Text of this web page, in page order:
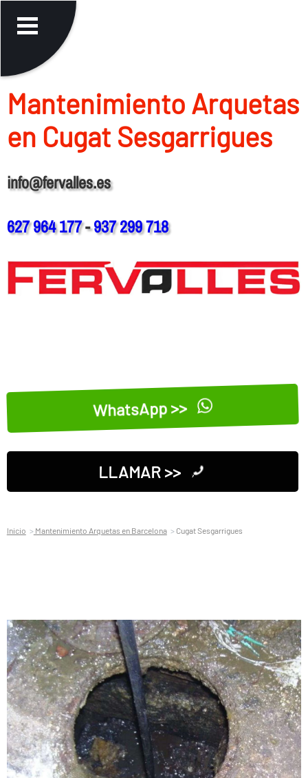
Mantenimiento Arquetas
en Cugat Sesgarrigues
info@fervalles.es
627 964 177-937 299 718
WhatsApp >>
LLAMAR >>
Inicio Mantenimiento Arquetas en Barcelona Cugat Sesgarrigues